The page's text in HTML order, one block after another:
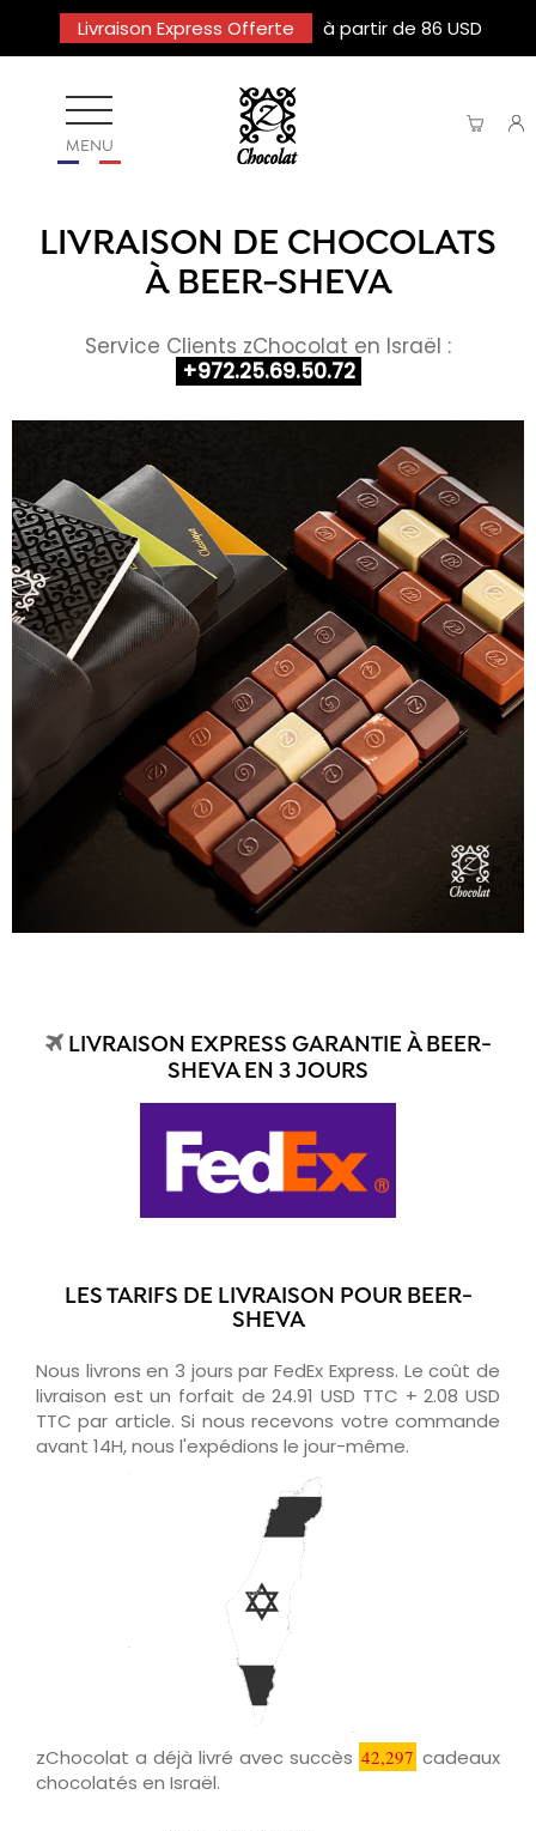
Livraison Express Offerte à partir de 86 USD
MENU
LIVRAISON DE CHOCOLATS
À BEER-SHEVA
Service Clients zChocolat en Israël :
+972.25.69.50.72
LIVRAISON EXPRESS GARANTIE À BEER-
SHEVA EN 3 JOURS
LES TARIFS DE LIVRAISON POUR BEER-
SHEVA
Nous livrons en 3 jours par FedEx Express. Le coût de
livraison est un forfait de 24.91 USD TTC + 2.08 USD
TTC par article. Si nous recevons votre commande
avant 14H, nous l'expédions le jour-même.
zChocolat a déjà livré avec succès 42,297 cadeaux
chocolatés en Israël.